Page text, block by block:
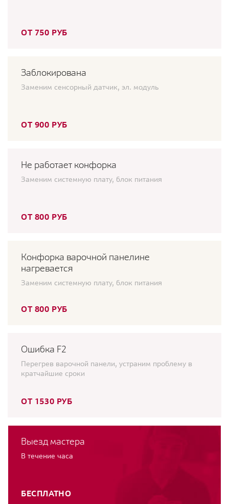
ОТ 750 РУБ
Заблокирована
Заменим сенсорный датчик, эл. модуль
ОТ 900 РУБ
Не работает конфорка
Заменим системную плату, блок питания
ОТ 800 РУБ
Конфорка варочной панелине
нагревается
Заменим системную плату, блок питания
ОТ 800 РУБ
Ошибка F2
Перегрев варочной панели, устраним проблему в
кратчайшие сроки
ОТ 1530 РУБ
Выезд мастера
В течение часа
БЕСПЛАТНО